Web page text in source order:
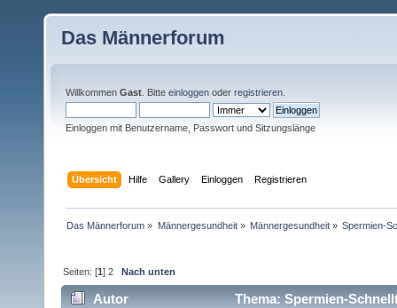
Das Männerforum
Willkommen Gast . Bitte einloggen oder registrieren
Einloggen mit Benutzername, Passwort und Sitzungslänge
Übersicht Hilfe Gallery Einloggen Registrieren
Das Männerforum » Männergesundheit» Männergesundheit» Spermien-
Seiten: [1]2 Nach unten
Autor Thema: Spermien-